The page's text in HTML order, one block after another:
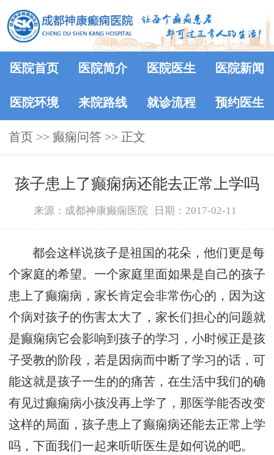
医院首页 医院简介 医院医生 医院新闻
医院环境 来院路线 就诊流程 预约医生
首页 >> 癫痫问答 >> 正文
孩子患上了癫痫病还能去正常上学吗
来源：成都神康癫痫医院 日期：2017-02-11
都会这样说孩子是祖国的花朵，他们更是每
个家庭的希望。一个家庭里面如果是自己的孩子
患上了癫痫病，家长肯定会非常伤心的，因为这
个病对孩子的伤害太大了，家长们担心的问题就
是癫痫病它会影响到孩子的学习，小时候正是孩
子受教的阶段，若是因病而中断了学习的话，可
能这就是孩子一生的的痛苦，在生活中我们的确
有见过癫痫病小孩没再上学了，那医学能否改变
这样的局面，孩子患上了癫痫病还能去正常上学
吗，下面我们一起来听听医生是如何说的吧。